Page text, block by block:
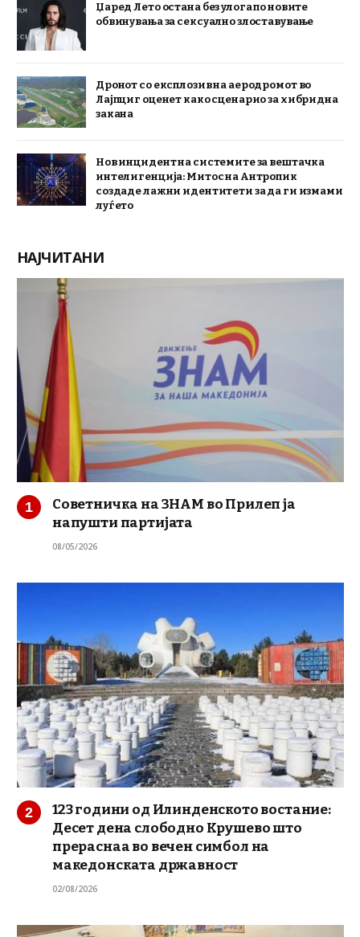
Џаред Лето остана без улога по новите
обвинувања за сексуално злоставување
Дронот со експлозив на аеродромот во
Лајпциг оценет како сценарио за хибридна
закана
Нов инцидент на системите за вештачка
интелигенција: Митос на Антропик
создаде лажни идентитети за да ги измами
луѓето
НАЈЧИТАНИ
Советничка на ЗНАМ во Прилеп ја
напушти партијата
08/05/2026
123 години од Илинденското востание:
Десет дена слободно Крушево што
прераснаа во вечен симбол на
македонската државност
02/08/2026